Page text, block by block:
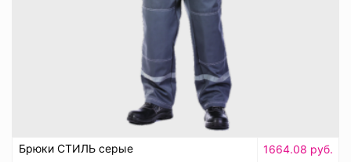
Брюки СТИЛЬ серые
1664.08 руб.